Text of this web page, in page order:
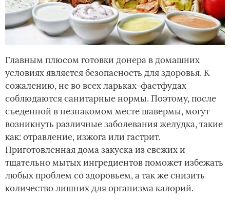
Главным плюсом готовки донера в домашних
условиях является безопасность для здоровья. К
сожалению, не во всех ларьках-фастфудах
соблюдаются санитарные нормы. Поэтому, после
съеденной в незнакомом месте шавермы, могут
возникнуть различные заболевания желудка, такие
как: отравление, изжога или гастрит.
Приготовленная дома закуска из свежих и
тщательно мытых ингредиентов поможет избежать
любых проблем со здоровьем, а так же снизить
количество лишних для организма калорий.